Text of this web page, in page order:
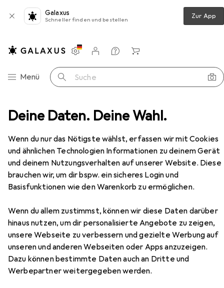
Deine Daten. Deine Wahl.
Wenn du nur das Nötigste wählst, erfassen wir mit Cookies
und ähnlichen Technologien Informationen zu deinem Gerät
und deinem Nutzungsverhalten auf unserer Website. Diese
brauchen wir, um dir bspw. ein sicheres Login und
Basisfunktionen wie den Warenkorb zu ermöglichen.
Wenn du allem zustimmst, können wir diese Daten darüber
hinaus nutzen, um dir personalisierte Angebote zu zeigen,
unsere Webseite zu verbessern und gezielte Werbung auf
unseren und anderen Webseiten oder Apps anzuzeigen.
Dazu können bestimmte Daten auch an Dritte und
Werbepartner weitergegeben werden.
Galaxus
Schneller finden und bestellen Zur App
Navigation nach Kategorien
Menü Suche
Einstellungen
Kundenkonto
Vergleichslisten
Merklisten
Warenkorb
+ Türschliesser Geze Türschliesser TS 4000
GezeTürschliesser TS 4000
Holztür, Objekttür, Zimmertür, Indoor
Zubehör für Geze Türschliesser
TS 4000
Hier findest du passendes Zubehör zum Produkt Geze
Türschliesser TS 4000 aus der Kategorie Türöffner +
Türschliesser.
Relevanz